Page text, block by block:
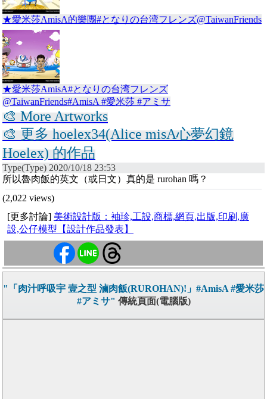
★愛米莎AmisA的樂團#となりの台湾フレンズ@TaiwanFriends
★愛米莎AmisA#となりの台湾フレンズ
@TaiwanFriends#AmisA #愛米莎 #アミサ
🎨 More Artworks
🎨 更多 hoelex34(Alice misA心夢幻鏡
Hoelex) 的作品
Type(Type) 2020/10/18 23:53
所以魯肉飯的英文（或日文）真的是 rurohan 嗎？
(2,022 views)
[更多討論] 美術設計版：袖珍,工設,商標,網頁,出版,印刷,廣
設,公仔模型【設計作品發表】
"「肉汁呼吸宇 壹之型 滷肉飯(RUROHAN)!」#AmisA #愛米莎
#アミサ" 傳統頁面(電腦版)